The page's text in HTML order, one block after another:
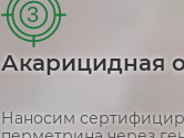
3
Акарицидная
Наносим